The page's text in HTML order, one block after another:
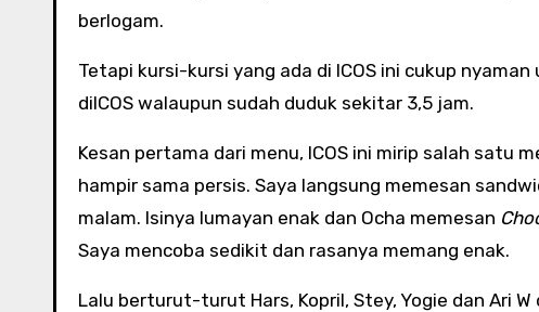
berlogam.
Tetapi kursi-kursi yang ada di ICOS ini cukup
diICOS walaupun sudah duduk sekitar 3,5 jam.
Kesan pertama dari menu, ICOS ini mirip salah satu
hampir sama persis. Saya langsung memesan
malam. Isinya lumayan enak dan Ocha memesan
Saya mencoba sedikit dan rasanya memang enak.
Lalu berturut-turut Hars, Kopril, Stey, Yogie dan Ari